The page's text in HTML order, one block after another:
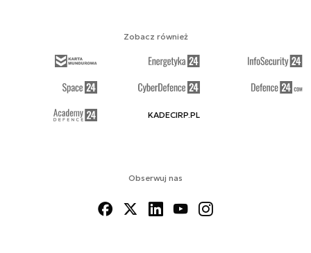
Obserwuj nas
Zobacz również
KADECIRP.PL